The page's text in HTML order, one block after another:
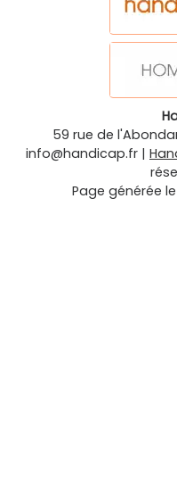
59 rue de
info@handicap.fr |
Page générée